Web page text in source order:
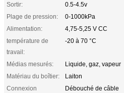
Sortir:
0.5-4.5v
Plage de pression:
0-1000kPa
Alimentation:
4,75-5,25 V CC
température de
travail:
-20 à 70 °C
Médias mesurés:
Liquide, gaz, vapeur
Matériau du boîtier:
Laiton
Connexion
Débouché de câble